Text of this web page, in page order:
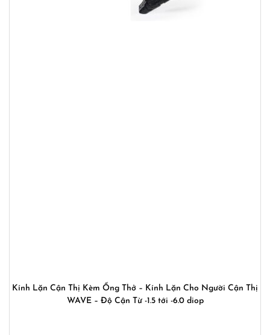
Kính Lặn Cận Thị Kèm Ống Thở – Kính Lặn Cho Người Cận Thị
WAVE – Độ Cận Từ -1.5 tới -6.0 diop